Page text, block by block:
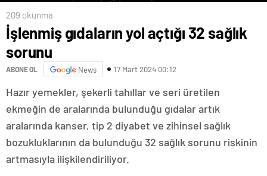
209 okunma
İşlenmiş gıdaların yol açtığı 32 sağlık
sorunu
ABONE OL News 17 Mart 2024 00:12
Hazır yemekler, şekerli tahıllar ve seri üretilen
ekmeğin de aralarında bulunduğu gıdalar artık
aralarında kanser, tip 2 diyabet ve zihinsel sağlık
bozukluklarının da bulunduğu 32 sağlık sorunu riskinin
artmasıyla ilişkilendiriliyor.